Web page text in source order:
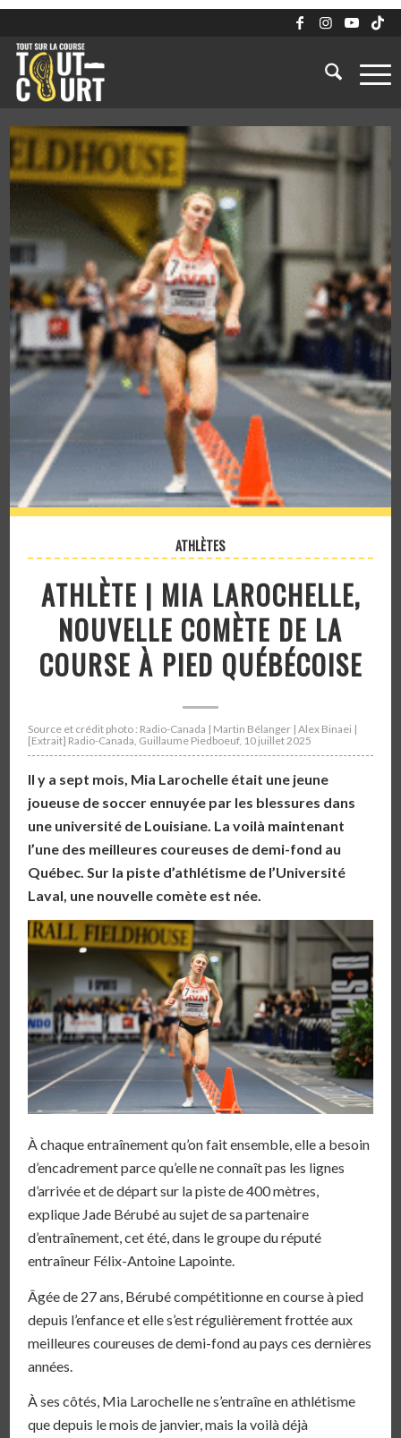
ATHLÈTES
ATHLÈTE | MIA LAROCHELLE,
NOUVELLE COMÈTE DE LA
COURSE À PIED QUÉBÉCOISE
Source et crédit photo : Radio-Canada | Martin Bélanger | Alex Binaei |
[Extrait] Radio-Canada, Guillaume Piedboeuf, 10 juillet 2025
Il y a sept mois, Mia Larochelle était une jeune
joueuse de soccer ennuyée par les blessures dans
une université de Louisiane. La voilà maintenant
l’une des meilleures coureuses de demi-fond au
Québec. Sur la piste d’athlétisme de l’Université
Laval, une nouvelle comète est née.
À chaque entraînement qu’on fait ensemble, elle a besoin
d’encadrement parce qu’elle ne connaît pas les lignes
d’arrivée et de départ sur la piste de 400 mètres,
explique Jade Bérubé au sujet de sa partenaire
d’entraînement, cet été, dans le groupe du réputé
entraîneur Félix-Antoine Lapointe.
Âgée de 27 ans, Bérubé compétitionne en course à pied
depuis l’enfance et elle s’est régulièrement frottée aux
meilleures coureuses de demi-fond au pays ces dernières
années.
À ses côtés, Mia Larochelle ne s’entraîne en athlétisme
que depuis le mois de janvier, mais la voilà déjà